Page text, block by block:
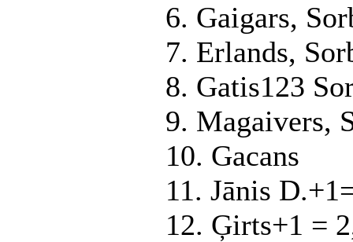
6. Gaigars,
7. Erlands,
8. Gatis123
9. Magaivers,
10. Gacans
11. Jānis
12. Ģirts+1 =